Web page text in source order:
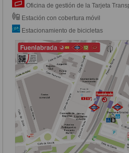
Oficina de gestión de la Tarjeta
Estación con cobertura móvil
Estacionamiento de bicicletas